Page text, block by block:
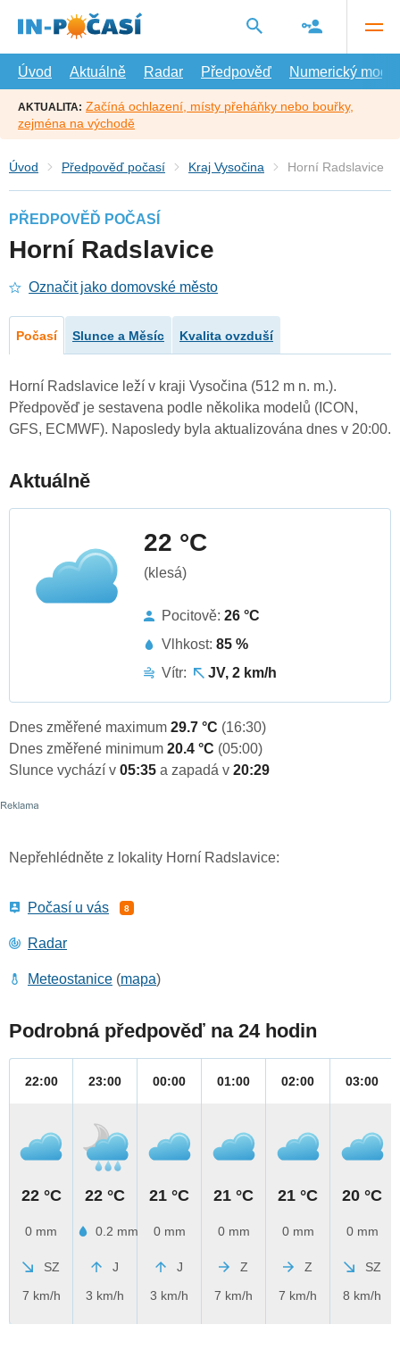
hlavní
Úvod
Aktuálně Radar Předpověď Numerický model
AKTUALITA: Začíná ochlazení, místy přeháňky nebo bouřky,
zejména na východě
Úvod Předpověď počasí Kraj Vysočina Horní Radslavice
PŘEDPOVĚĎ POČASÍ
Horní Radslavice
Označit jako domovské město
Počasí Slunce a Měsíc Kvalita ovzduší
Horní Radslavice leží v kraji Vysočina (512 m n. m.).
Předpověď je sestavena podle několika modelů (ICON,
GFS, ECMWF). Naposledy byla aktualizována dnes v 20:00.
Aktuálně
22 °C
(klesá)
Pocitově: 26 °C
Vlhkost: 85 %
Vítr:
JV, 2 km/h
Dnes změřené maximum 29.7 °C (16:30)
Dnes změřené minimum 20.4 °C (05:00)
Slunce vychází v 05:35 a zapadá v 20:29
Nepřehlédněte z lokality Horní Radslavice:
Počasí u vás 8
Radar
Meteostanice (mapa)
Podrobná předpověď na 24 hodin
22:00
22 °C
0 mm
SZ
7 km/h
23:00
22 °C
0.2 mm
J
3 km/h
00:00
21 °C
0 mm
J
3 km/h
01:00
21 °C
0 mm
Z
7 km/h
02:00
21 °C
0 mm
Z
7 km/h
03:00
20 °C
0 mm
SZ
8 km/h